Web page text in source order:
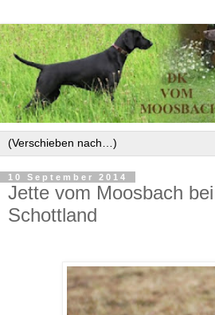
10 September 2014
Jette vom Moosbach
Schottland